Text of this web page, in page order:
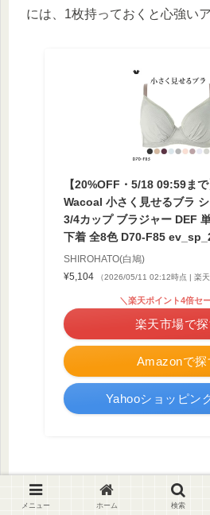
には、1枚持っておくと心強い
【20%OFF・5/18 09:59ま
Wacoal 小さく見せるブラ
3/4カップ ブラジャー DEF
下着 全8色 D70-F85
SHIROHATO(白鳩)
¥5,104
（2026/05/11 02:12時点 | 楽天
Amazonで探
＼楽天ポイント4倍セ
楽天市場で
Yahooショッピン
メニュー ホーム 検索